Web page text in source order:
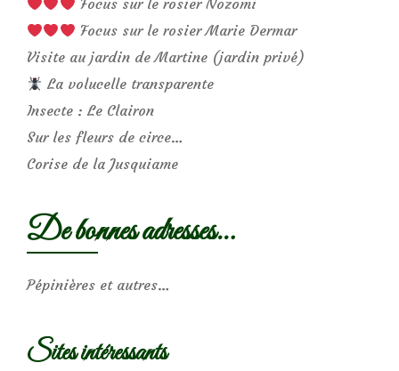
Focus sur le rosier Marie Dermar
Visite au jardin de Martine (jardin privé)
La volucelle transparente
Insecte : Le Clairon
Sur les fleurs de circe…
Corise de la Jusquiame
De bonnes adresses…
Pépinières et autres…
Sites intéressants